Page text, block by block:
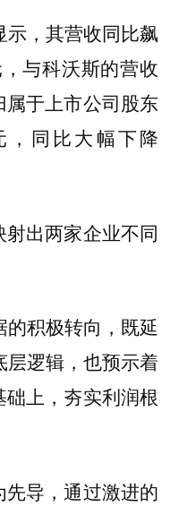
示，其营收同比飙
与科沃斯的营收
于上市公司股东
，同比大幅下降
出两家企业不同
积极转向，既延
逻辑，也预示着
上，夯实利润根
导，通过激进的